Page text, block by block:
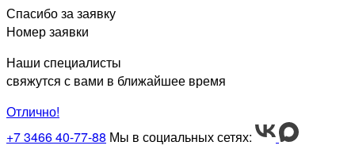
Спасибо за заявку
Номер заявки
Наши специалисты
свяжутся с вами в ближайшее время
Отлично!
+7 3466 40-77-88 Мы в социальных сетях: